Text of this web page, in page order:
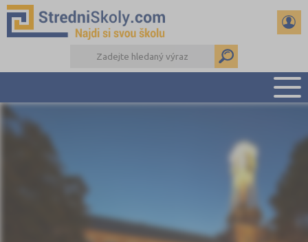
PŘÍPRAVA NA PŘIJÍMAČKY
REFERÁTY A SEMINÁRKY
DALŠÍ DRUHY ŠKOL